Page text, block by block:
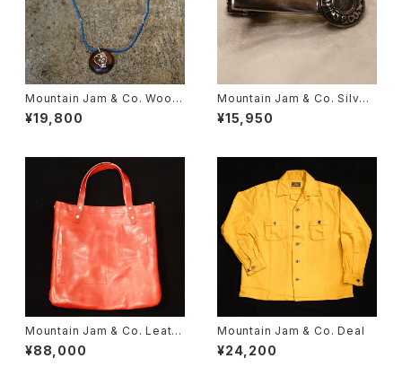
Mountain Jam & Co. Wood
en Pendant Top With Bead
s Necklace ‘‘Spunky’’
¥19,800
Mountain Jam & Co. Silver
Tie Clip ‘‘MJ’’
¥15,950
Mountain Jam & Co. Leath
er Bag ‘‘Carry’’
¥88,000
Mountain Jam & Co. Deal
¥24,200